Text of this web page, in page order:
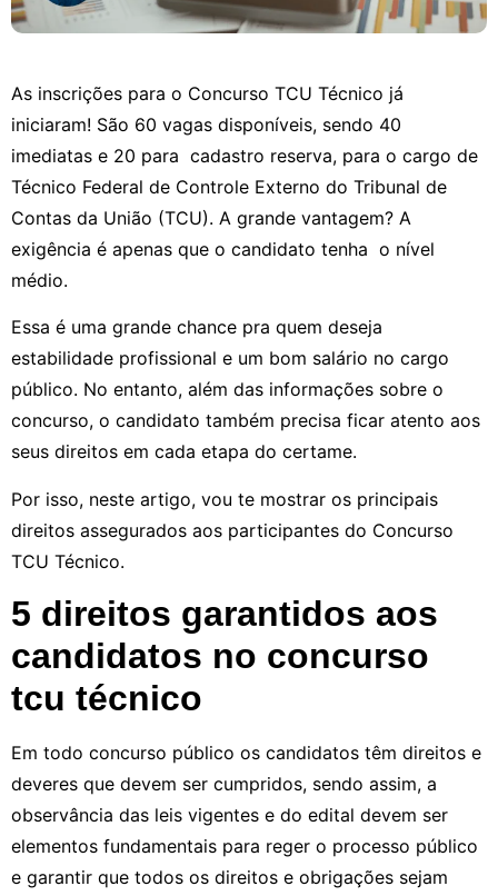
As inscrições para o Concurso TCU Técnico já
iniciaram! São 60 vagas disponíveis, sendo 40
imediatas e 20 para cadastro reserva, para o cargo de
Técnico Federal de Controle Externo do Tribunal de
Contas da União (TCU). A grande vantagem? A
exigência é apenas que o candidato tenha o nível
médio.
Essa é uma grande chance p͏ra quem deseja
estabilidade profissional e um bom͏ salário no cargo
público. No entanto, além das informações sobre o
concurso, o candidato também precisa ficar atento aos
seus direitos em cada etapa do certame.
Por isso, neste artigo, vou te mostrar os principais
direitos assegurados aos participantes do Concurso
TCU Técnico.
5 direitos garantidos aos
candidatos no concurso
tcu técnico
Em todo concurso público os candidatos têm direitos e
deveres que devem ser cumpridos, sendo assim, a
observância das leis vigentes e do edital devem ser
elementos fundamentais para reger o processo público
e garantir que todos os direitos e obrigações sejam